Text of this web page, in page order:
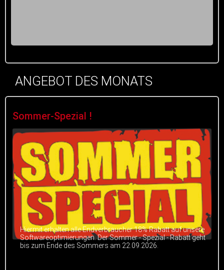
ANGEBOT DES MONATS
Sommer-Spezial !
Hiermit erhalten alle Endverbraucher 18% Rabatt auf unsere
Softwareoptimierungen. Der Sommer - Spezial - Rabatt geht
bis zum Ende des Sommers am 22.09.2026.